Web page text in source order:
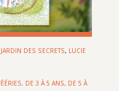
JARDIN DES SECRETS, LUCIE
, DE 3 À 5 ANS, DE 5 À